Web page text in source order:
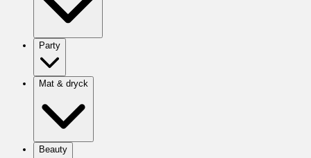
Party
Mat & dryck
Beauty